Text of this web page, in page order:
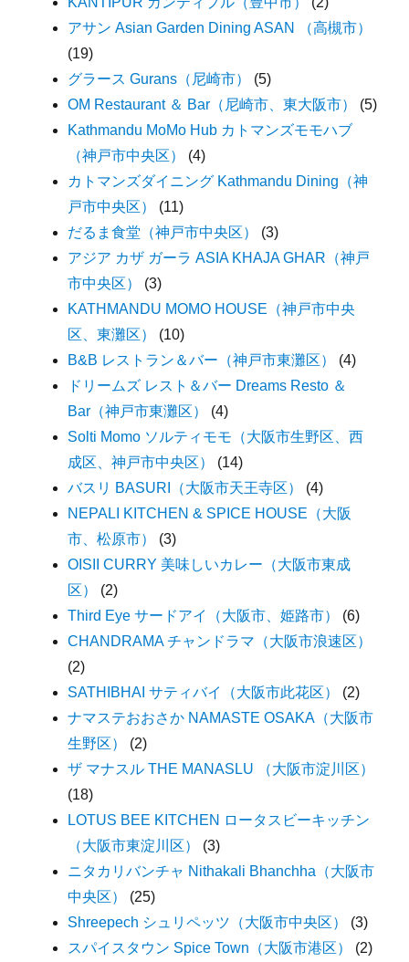
アサン Asian Garden Dining ASAN （高槻市）
(19)
グラース Gurans（尼崎市）
(5)
OM Restaurant ＆ Bar（尼崎市、東大阪市）
(5)
Kathmandu MoMo Hub カトマンズモモハブ
（神戸市中央区）
(4)
カトマンズダイニング Kathmandu Dining（神
戸市中央区）
(11)
だるま食堂（神戸市中央区）
(3)
アジア カザ ガーラ ASIA KHAJA GHAR（神戸
市中央区）
(3)
KATHMANDU MOMO HOUSE（神戸市中央
区、東灘区）
(10)
B&B レストラン＆バー（神戸市東灘区）
(4)
ドリームズ レスト＆バー Dreams Resto ＆
Bar（神戸市東灘区）
(4)
Solti Momo ソルティモモ（大阪市生野区、西
成区、神戸市中央区）
(14)
バスリ BASURI（大阪市天王寺区）
(4)
NEPALI KITCHEN & SPICE HOUSE（大阪
市、松原市）
(3)
OISII CURRY 美味しいカレー（大阪市東成
区）
(2)
Third Eye サードアイ（大阪市、姫路市）
(6)
CHANDRAMA チャンドラマ（大阪市浪速区）
(2)
SATHIBHAI サティバイ（大阪市此花区）
(2)
ナマステおおさか NAMASTE OSAKA（大阪市
生野区）
(2)
ザ マナスル THE MANASLU （大阪市淀川区）
(18)
LOTUS BEE KITCHEN ロータスビーキッチン
（大阪市東淀川区）
(3)
ニタカリバンチャ Nithakali Bhanchha（大阪市
中央区）
(25)
Shreepech シュリペッツ（大阪市中央区）
(3)
スパイスタウン Spice Town（大阪市港区）
(2)